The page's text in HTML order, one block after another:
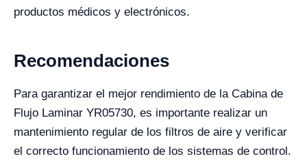
productos médicos y electrónicos.
Recomendaciones
Para garantizar el mejor rendimiento de la Cabina de
Flujo Laminar YR05730, es importante realizar un
mantenimiento regular de los filtros de aire y verificar
el correcto funcionamiento de los sistemas de control.